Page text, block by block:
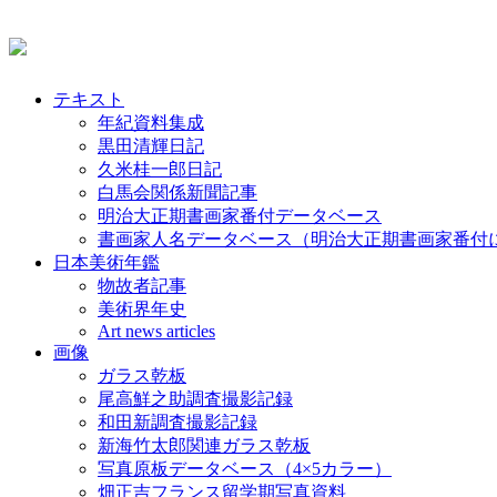
テキスト
年紀資料集成
黒田清輝日記
久米桂一郎日記
白馬会関係新聞記事
明治大正期書画家番付データベース
書画家人名データベース（明治大正期書画家番付
日本美術年鑑
物故者記事
美術界年史
Art news articles
画像
ガラス乾板
尾高鮮之助調査撮影記録
和田新調査撮影記録
新海竹太郎関連ガラス乾板
写真原板データベース（4×5カラー）
畑正吉フランス留学期写真資料